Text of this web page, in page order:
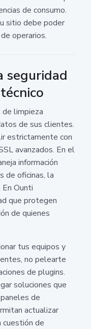
de consumo.
sitio debe poder
operarios.
seguridad
de limpieza
de sus clientes.
estrictamente con
avanzados. En el
información
de oficinas, la
Ounti
que protegen
de quienes
tus equipos y
no pelearte
de plugins.
soluciones que
de
actualizar
cuestión de